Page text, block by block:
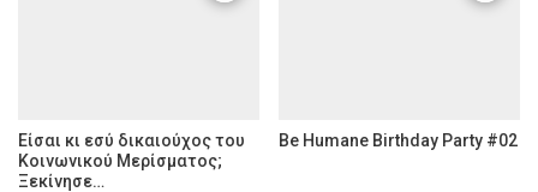
Είσαι κι εσύ δικαιούχος του
Κοινωνικού Μερίσματος;
Ξεκίνησε…
Be Humane Birthday Party #02